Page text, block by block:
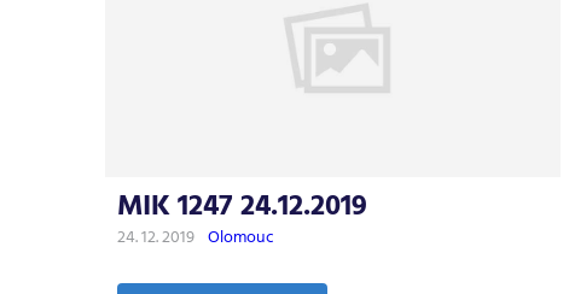
MIK 1247 24.12.2019
24. 12. 2019 Olomouc